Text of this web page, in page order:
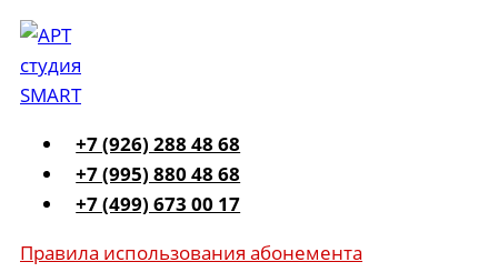
Перейти
содержимому
+7 (926) 288 48 68
+7 (995) 880 48 68
+7 (499) 673 00 17
Правила использования абонемента